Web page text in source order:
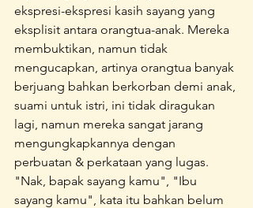
ekspresi-ekspresi kasih sayang yang
eksplisit antara orangtua-anak. Mereka
membuktikan, namun tidak
mengucapkan, artinya orangtua banyak
berjuang bahkan berkorban demi anak,
suami untuk istri, ini tidak diragukan
lagi, namun mereka sangat jarang
mengungkapkannya dengan
perbuatan & perkataan yang lugas.
"Nak, bapak sayang kamu", "Ibu
sayang kamu", kata itu bahkan belum